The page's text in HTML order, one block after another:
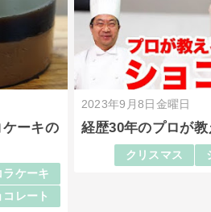
ーキの
ラケーキ
コレート
2023年9月8日金曜日
経歴30年のプロが
クリスマス